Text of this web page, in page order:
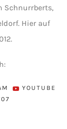
Schnurrberts,
Hier auf
YOUTUBE